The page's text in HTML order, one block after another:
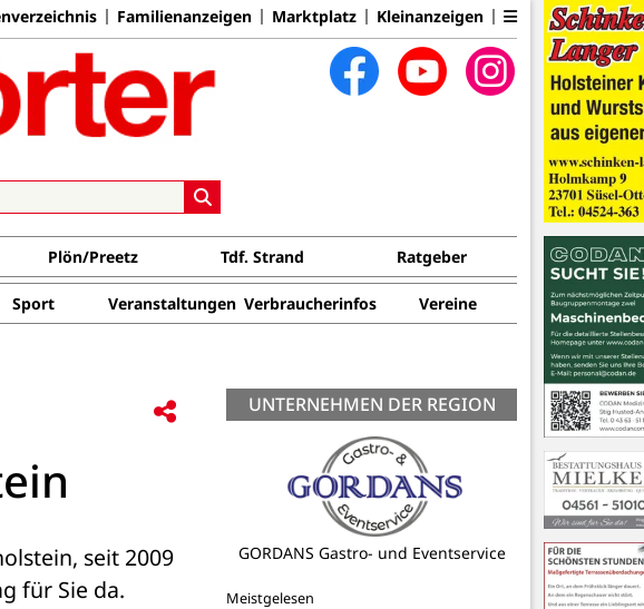
Familienanzeigen Marktplatz Kleinanzeigen
Plön/Preetz Tdf. Strand Ratgeber
Sport Veranstaltungen Verbraucherinfos Vereine
seit 2009
für Sie da.
UNTERNEHMEN DER REGION
Förderkreis Kinderzentrum
Pelzerhaken e.V.
Meistgelesen